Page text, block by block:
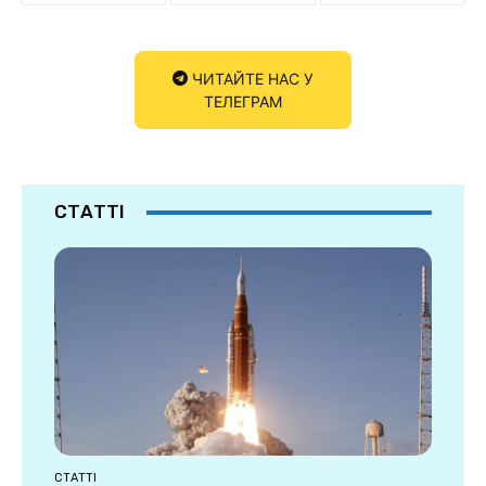
ЧИТАЙТЕ НАС У
ТЕЛЕГРАМ
СТАТТІ
СТАТТІ